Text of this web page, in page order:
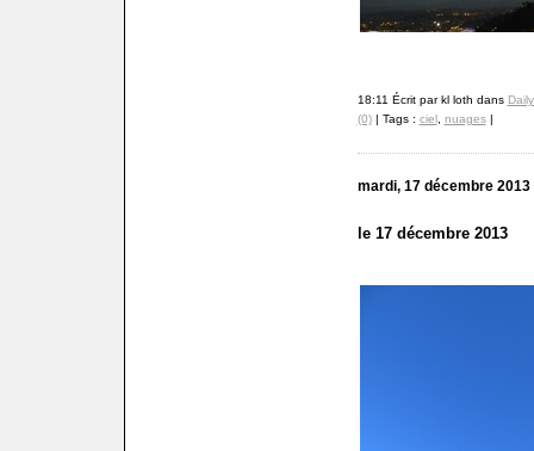
18:11 Écrit par kl loth dans
(0)| Tags : ciel, nuages|
mardi, 17 décembre 2013
le 17 décembre 2013